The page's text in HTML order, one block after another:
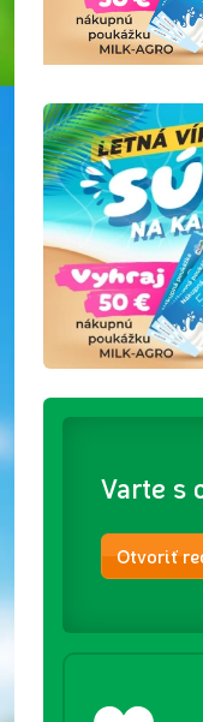
Varte s
Otvoriť